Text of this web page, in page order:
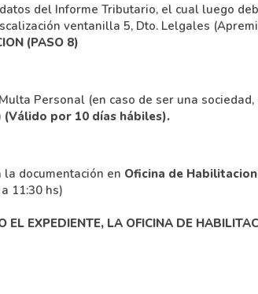
del Informe Tributario, el cual luego
ventanilla 5, Dto. Lelgales
(PASO 8)
Personal (en caso de ser una
(Válido por 10 días hábiles).
documentación en Oficina de
11:30 hs)
EL EXPEDIENTE, LA OFICINA DE